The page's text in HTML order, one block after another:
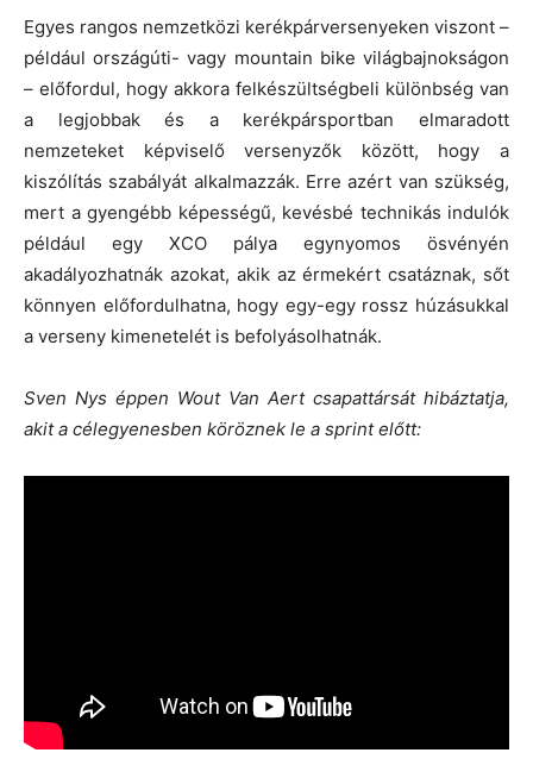
Egyes rangos nemzetközi kerékpárversenyeken viszont –
például országúti- vagy mountain bike világbajnokságon
– előfordul, hogy akkora felkészültségbeli különbség van
a legjobbak és a kerékpársportban elmaradott
nemzeteket képviselő versenyzők között, hogy a
kiszólítás szabályát alkalmazzák. Erre azért van szükség,
mert a gyengébb képességű, kevésbé technikás indulók
például egy XCO pálya egynyomos ösvényén
akadályozhatnák azokat, akik az érmekért csatáznak, sőt
könnyen előfordulhatna, hogy egy-egy rossz húzásukkal
a verseny kimenetelét is befolyásolhatnák.
Sven Nys éppen Wout Van Aert csapattársát hibáztatja,
akit a célegyenesben köröznek le a sprint előtt: